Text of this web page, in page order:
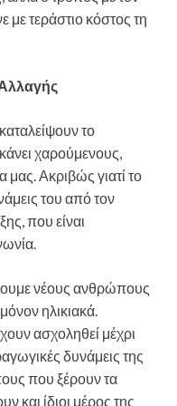
με τεράστιο κόστος τη
το
χαρούμενους,
μας. Ακριβώς γιατί το
του από τον
που είναι
νέους ανθρώπους
ηλικιακά.
ασχοληθεί μέχρι
δυνάμεις της
που ξέρουν τα
και ίδιοι μέρος της